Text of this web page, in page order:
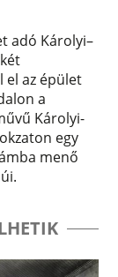
adó Károlyi–
el az épület
a
Károlyi-
egy
menő